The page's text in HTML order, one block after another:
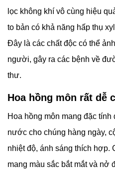
lọc không khí vô cùng hiệu
to bản có khả năng hấp thụ
Đây là các chất độc có thể
người, gây ra các bệnh về
thư.
Hoa hồng môn rất dễ
Hoa hồng môn mang đặc
nước cho chúng hàng ngày,
nhiệt độ, ánh sáng thích hợp.
mang màu sắc bắt mắt và nở